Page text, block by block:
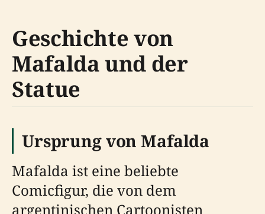
Geschichte von
Mafalda und der
Statue
Ursprung von Mafalda
Mafalda ist eine beliebte
Comicfigur, die von dem
argentinischen Cartoonisten